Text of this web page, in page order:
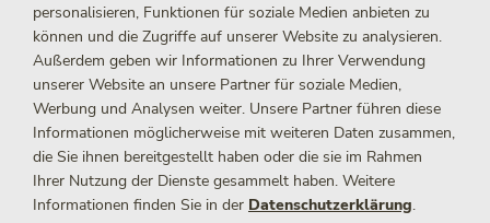
Preise und Öffnungszeiten
personalisieren, Funktionen für soziale Medien anbieten zu
können und die Zugriffe auf unserer Website zu analysieren.
Außerdem geben wir Informationen zu Ihrer Verwendung
unserer Website an unsere Partner für soziale Medien,
Werbung und Analysen weiter. Unsere Partner führen diese
Informationen möglicherweise mit weiteren Daten zusammen,
die Sie ihnen bereitgestellt haben oder die sie im Rahmen
Ihrer Nutzung der Dienste gesammelt haben. Weitere
Informationen finden Sie in der Datenschutzerklärung.